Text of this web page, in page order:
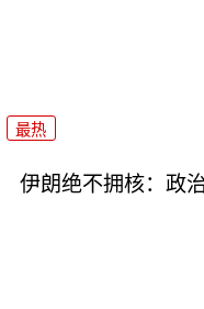
最热
伊朗绝不拥核：政